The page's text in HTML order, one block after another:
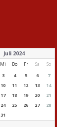
Juli 2024
Mi Do Fr Sa
So
3 4 5 6
7
10 11 12 13
14
17 18 19 20
21
24 25 26 27
28
31